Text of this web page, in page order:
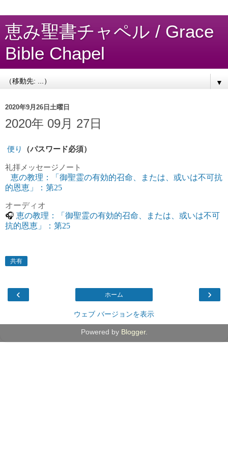
恵み聖書チャペル / Grace
Bible Chapel
▼
2020年9月26日土曜日
2020年 09月 27日
便り （パスワード必須）
礼拝 メッセージノート
恵の教理：「御聖霊の有効的召命、または、或いは不可抗
的恩恵」：第25
オーディオ
🎧 恵の教理：「御聖霊の有効的召命、または、或いは不可
抗的恩恵」：第25
共有
‹ ›
ホーム
ウェブ バージョンを表示
Powered by Blogger.